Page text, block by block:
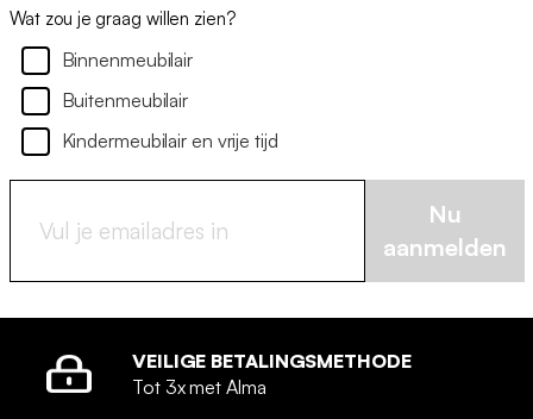
Wat zou je graag willen zien?
Binnenmeubilair
Buitenmeubilair
Kindermeubilair en vrije tijd
Nu
aanmelden
VEILIGE BETALINGSMETHODE
Tot 3x met Alma